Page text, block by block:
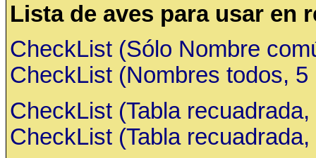
Lista de aves para usar en
CheckList (Sólo Nombre
CheckList (Nombres todos,
CheckList (Tabla
CheckList (Tabla